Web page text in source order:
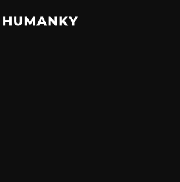
al
contenido